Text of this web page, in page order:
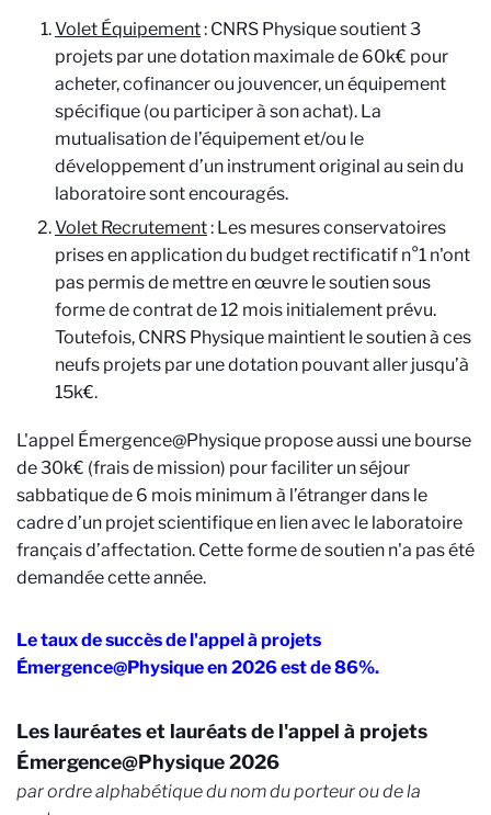
Volet Équipement: CNRS Physique soutient 3
projets par une dotation maximale de 60k€ pour
acheter, cofinancer ou jouvencer, un équipement
spécifique (ou participer à son achat). La
mutualisation de l’équipement et/ou le
développement d’un instrument original au sein du
laboratoire sont encouragés.
Volet Recrutement: Les mesures conservatoires
prises en application du budget rectificatif n°1 n'ont
pas permis de mettre en œuvre le soutien sous
forme de contrat de 12 mois initialement prévu.
Toutefois, CNRS Physique maintient le soutien à ces
neufs projets par une dotation pouvant aller jusqu’à
15k€.
L'appel Émergence@Physique propose aussi une bourse
de 30k€ (frais de mission) pour faciliter un séjour
sabbatique de 6 mois minimum à l’étranger dans le
cadre d’un projet scientifique en lien avec le laboratoire
français d’affectation. Cette forme de soutien n'a pas été
demandée cette année.
Le taux de succès de l'appel à projets
Émergence@Physique en 2026 est de 86%.
Les lauréates et lauréats de l'appel à projets
Émergence@Physique 2026
par ordre alphabétique du nom du porteur ou de la